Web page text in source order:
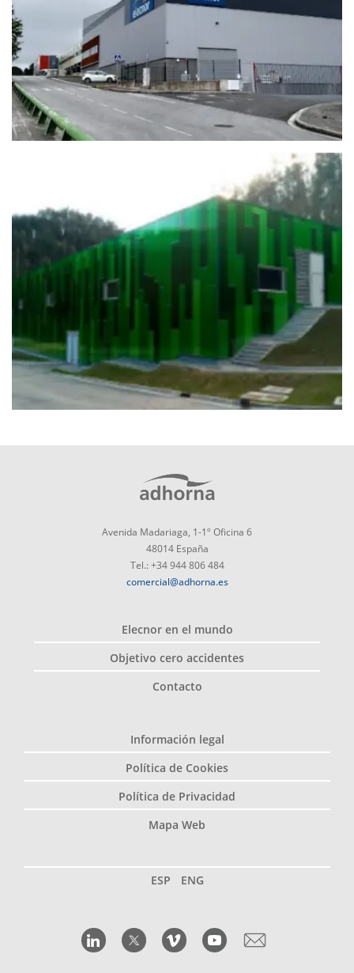
Avenida Madariaga, 1-1º Oficina 6
48014 España
Tel.: +34 944 806 484
comercial@adhorna.es
Elecnor en el mundo
Objetivo cero accidentes
Contacto
Información legal
Política de Cookies
Política de Privacidad
Mapa Web
ESP ENG